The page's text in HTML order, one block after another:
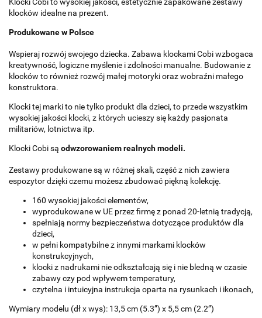
klocków idealne na prezent.
Produkowane w Polsce
Wspieraj rozwój swojego dziecka. Zabawa klockami Cobi wzbogaca
kreatywność, logiczne myślenie i zdolności manualne. Budowanie z
klocków to również rozwój małej motoryki oraz wobraźni małego
konstruktora.
Klocki tej marki to nie tylko produkt dla dzieci, to przede wszystkim
wysokiej jakości klocki, z których ucieszy się każdy pasjonata
militariów, lotnictwa itp.
Klocki Cobi są odwzorowaniem realnych modeli.
Zestawy produkowane są w różnej skali, część z nich zawiera
espozytor dzięki czemu możesz zbudować piękną kolekcję.
160 wysokiej jakości elementów,
wyprodukowane w UE przez firmę z ponad 20-letnią tradycją,
spełniają normy bezpieczeństwa dotyczące produktów dla
dzieci,
w pełni kompatybilne z innymi markami klocków
konstrukcyjnych,
klocki z nadrukami nie odkształcają się i nie bledną w czasie
zabawy czy pod wpływem temperatury,
czytelna i intuicyjna instrukcja oparta na rysunkach i ikonach,
Wymiary modelu (dł x wys): 13,5 cm (5.3”) x 5,5 cm (2.2”)